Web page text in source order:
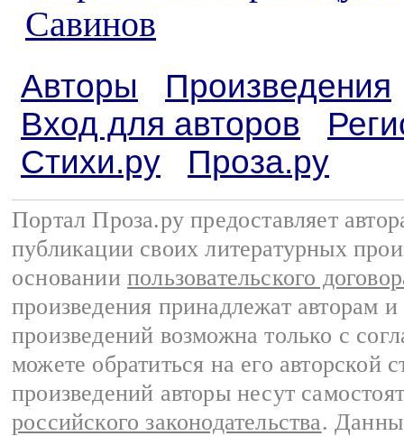
Савинов
Авторы
Произведения
Вход для авторов
Стихи.ру
Проза.ру
Портал Проза.ру предоставляет
публикации своих литературных
основании пользовательского
произведения принадлежат авторам
произведений возможна только с
можете обратиться на его авторской
произведений авторы несут
российского законодательства.